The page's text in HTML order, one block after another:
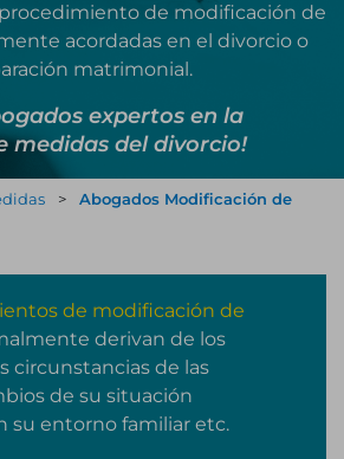
de modificación de
acordadas en el divorcio o
matrimonial.
expertos en la
medidas del divorcio!
>
Abogados Modificación de
de modificación de
derivan de los
circunstancias de las
de su situación
su entorno familiar etc.